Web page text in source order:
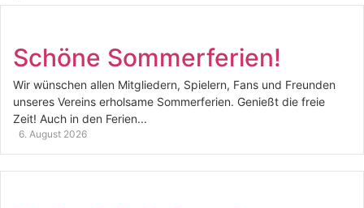
Schöne Sommerferien!
Wir wünschen allen Mitgliedern, Spielern, Fans und Freunden
unseres Vereins erholsame Sommerferien. Genießt die freie
Zeit! Auch in den Ferien...
6. August 2026